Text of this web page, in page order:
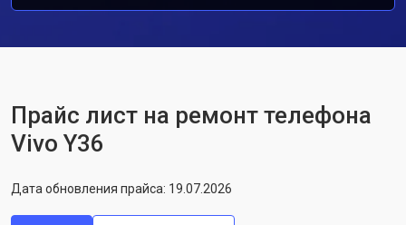
Прайс лист на ремонт телефона
Vivo Y36
Дата обновления прайса: 19.07.2026